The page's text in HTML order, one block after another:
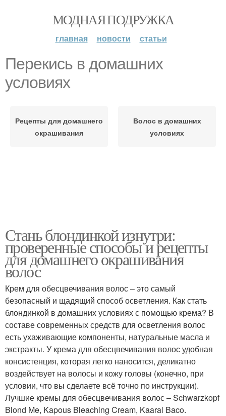
МОДНАЯ ПОДРУЖКА
главная новости статьи
Перекись в домашних
условиях
Рецепты для домашнего
окрашивания
Волос в домашних
условиях
Стань блондинкой изнутри:
проверенные способы и рецепты
для домашнего окрашивания
волос
Крем для обесцвечивания волос – это самый
безопасный и щадящий способ осветления. Как стать
блондинкой в домашних условиях с помощью крема? В
составе современных средств для осветления волос
есть ухаживающие компоненты, натуральные масла и
экстракты. У крема для обесцвечивания волос удобная
консистенция, которая легко наносится, деликатно
воздействует на волосы и кожу головы (конечно, при
условии, что вы сделаете всё точно по инструкции).
Лучшие кремы для обесцвечивания волос – Schwarzkopf
Blond Me, Kapous Bleaching Cream, Kaaral Baco.